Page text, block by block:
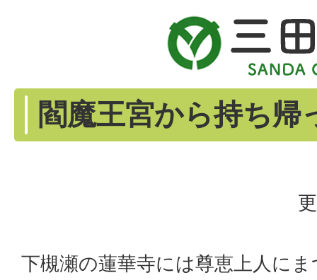
閻魔王宮から持ち帰
下槻瀬の蓮華寺には尊恵上人に